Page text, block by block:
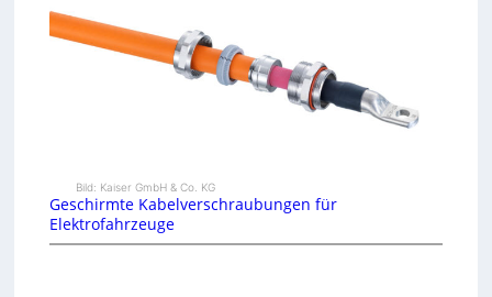
Bild: Kaiser GmbH & Co. KG
Geschirmte Kabelverschraubungen für
Elektrofahrzeuge